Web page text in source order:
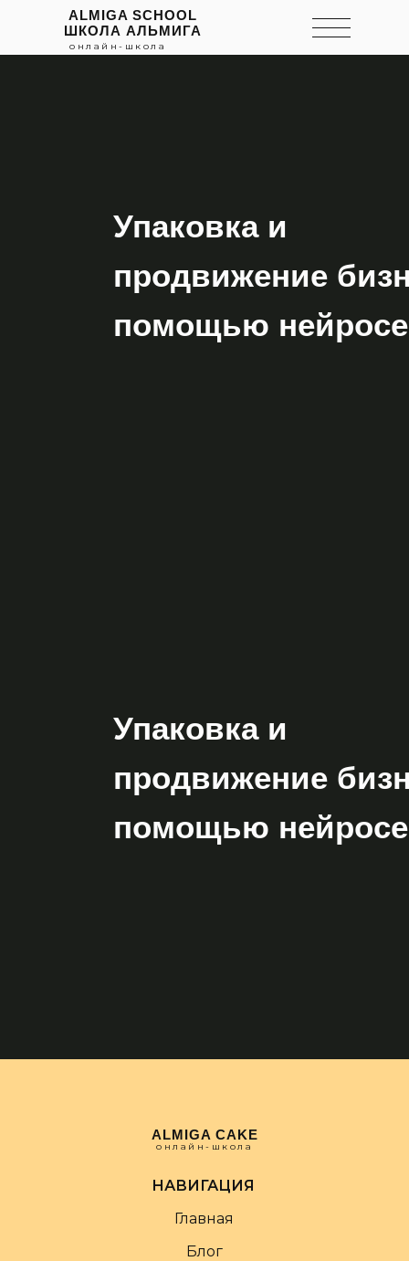
ALMIGA SCHOOL
ШКОЛА АЛЬМИГА
онлайн-школа
Упаковка и
продвижение
помощью
Упаковка и
продвижение
помощью
ALMIGA CAKE
онлайн-школа
Главная
Блог
НАВИГАЦИЯ